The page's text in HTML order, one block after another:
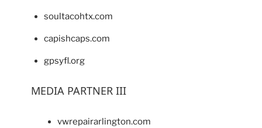
soultacohtx.com
capishcaps.com
gpsyfl.org
MEDIA PARTNER III
vwrepairarlington.com